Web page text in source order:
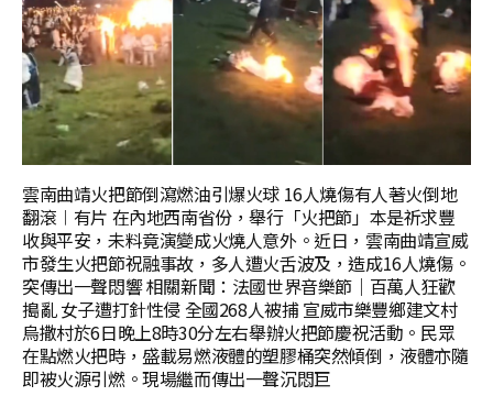
雲南曲靖火把節倒瀉燃油引爆火球 16人燒傷有人著火倒地
翻滾︱有片 在內地西南省份，舉行「火把節」本是祈求豐
收與平安，未料竟演變成火燒人意外。近日，雲南曲靖宣威
市發生火把節祝融事故，多人遭火舌波及，造成16人燒傷。
突傳出一聲悶響 相關新聞：法國世界音樂節｜百萬人狂歡
搗亂 女子遭打針性侵 全國268人被捕 宣威市樂豐鄉建文村
烏撒村於6日晚上8時30分左右舉辦火把節慶祝活動。民眾
在點燃火把時，盛載易燃液體的塑膠桶突然傾倒，液體亦隨
即被火源引燃。現場繼而傳出一聲沉悶巨